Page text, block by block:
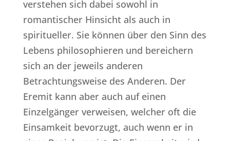
verstehen sich dabei sowohl in
romantischer Hinsicht als auch in
spiritueller. Sie können über den Sinn des
Lebens philosophieren und bereichern
sich an der jeweils anderen
Betrachtungsweise des Anderen. Der
Eremit kann aber auch auf einen
Einzelgänger verweisen, welcher oft die
Einsamkeit bevorzugt, auch wenn er in